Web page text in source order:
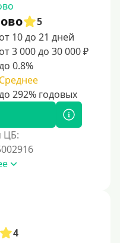
5
от 10 до 21 дней
от 3 000 до 30 000 ₽
0.8%
Среднее
ЦБ:
4